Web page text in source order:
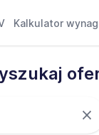
Kalkulator